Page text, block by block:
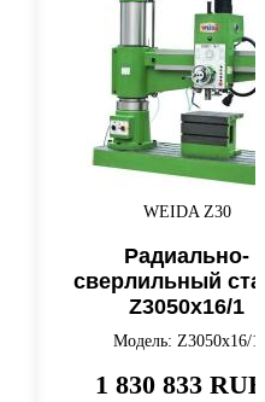
WEIDA Z30
Радиально-
сверлильный
Z3050x16/1
Модель: Z3050x16/1
1 830 833